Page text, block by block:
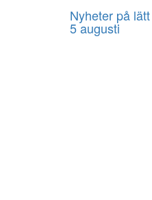
Nyheter på
5 augusti